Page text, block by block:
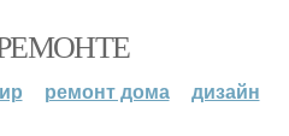
ремонт дома дизайн